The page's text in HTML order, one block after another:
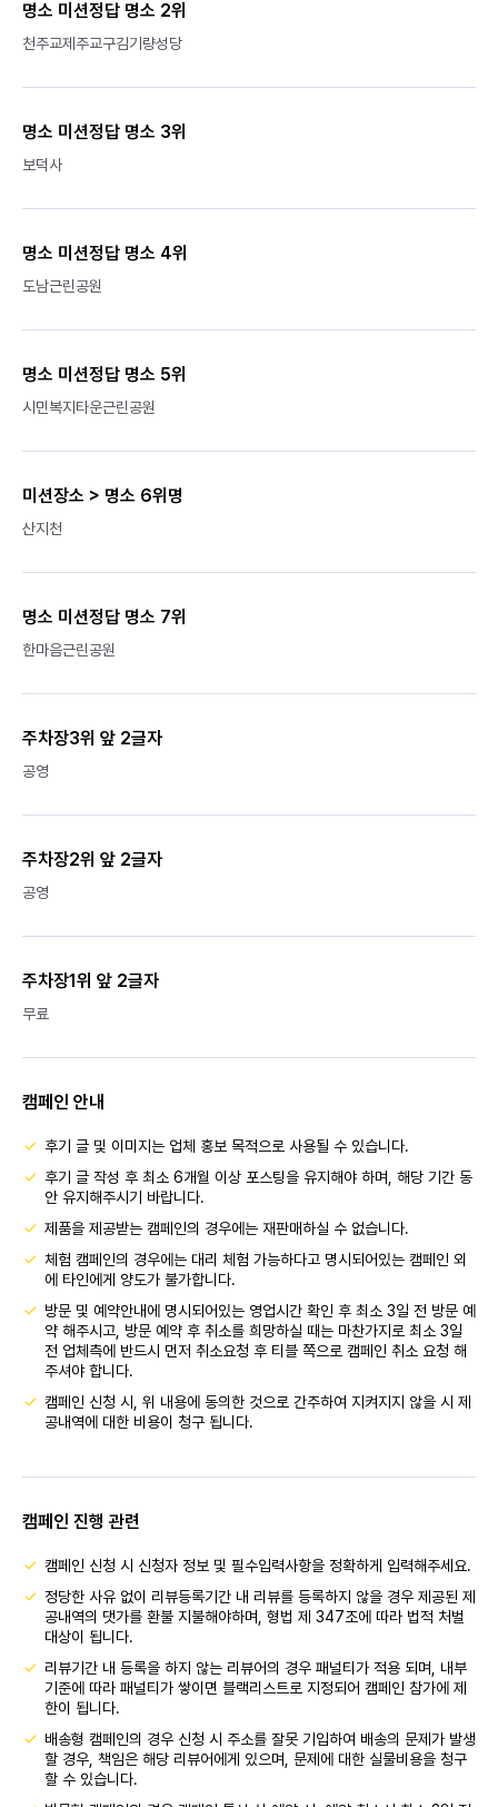
명소 미션정답 명소 2위
천주교제주교구김기량성당
명소 미션정답 명소 3위
보덕사
명소 미션정답 명소 4위
도남근린공원
명소 미션정답 명소 5위
시민복지타운근린공원
미션장소 > 명소 6위명
산지천
명소 미션정답 명소 7위
한마음근린공원
주차장3위 앞 2글자
공영
주차장2위 앞 2글자
공영
주차장1위 앞 2글자
무료
캠페인 안내
후기 글 및 이미지는 업체 홍보 목적으로 사용될 수 있습니다.
후기 글 작성 후 최소 6개월 이상 포스팅을 유지해야 하며, 해당 기간 동
안 유지해주시기 바랍니다.
제품을 제공받는 캠페인의 경우에는 재판매하실 수 없습니다.
체험 캠페인의 경우에는 대리 체험 가능하다고 명시되어있는 캠페인 외
에 타인에게 양도가 불가합니다.
방문 및 예약안내에 명시되어있는 영업시간 확인 후 최소 3일 전 방문 예
약 해주시고, 방문 예약 후 취소를 희망하실 때는 마찬가지로 최소 3일
전 업체측에 반드시 먼저 취소요청 후 티블 쪽으로 캠페인 취소 요청 해
주셔야 합니다.
캠페인 신청 시, 위 내용에 동의한 것으로 간주하여 지켜지지 않을 시 제
공내역에 대한 비용이 청구 됩니다.
캠페인 진행 관련
캠페인 신청 시 신청자 정보 및 필수입력사항을 정확하게 입력해주세요.
정당한 사유 없이 리뷰등록기간 내 리뷰를 등록하지 않을 경우 제공된 제
공내역의 댓가를 환불 지불해야하며, 형법 제 347조에 따라 법적 처벌
대상이 됩니다.
리뷰기간 내 등록을 하지 않는 리뷰어의 경우 패널티가 적용 되며, 내부
기준에 따라 패널티가 쌓이면 블랙리스트로 지정되어 캠페인 참가에 제
한이 됩니다.
배송형 캠페인의 경우 신청 시 주소를 잘못 기입하여 배송의 문제가 발생
할 경우, 책임은 해당 리뷰어에게 있으며, 문제에 대한 실물비용을 청구
할 수 있습니다.